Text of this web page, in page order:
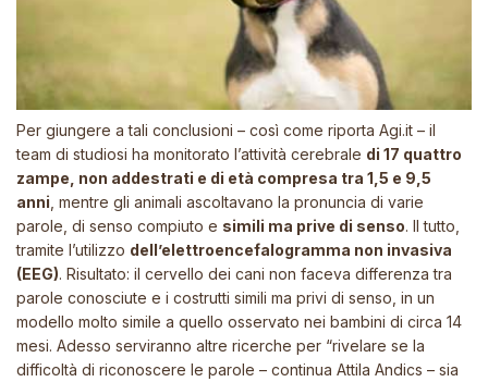
Per giungere a tali conclusioni – così come riporta Agi.it – il
team di studiosi ha monitorato l’attività cerebrale di 17 quattro
zampe, non addestrati e di età compresa tra 1,5 e 9,5
anni , mentre gli animali ascoltavano la pronuncia di varie
parole, di senso compiuto e simili ma prive di senso. Il tutto,
tramite l’utilizzo dell’elettroencefalogramma non invasiva
(EEG). Risultato: il cervello dei cani non faceva differenza tra
parole conosciute e i costrutti simili ma privi di senso, in un
modello molto simile a quello osservato nei bambini di circa 14
mesi. Adesso serviranno altre ricerche per “rivelare se la
difficoltà di riconoscere le parole – continua Attila Andics – sia